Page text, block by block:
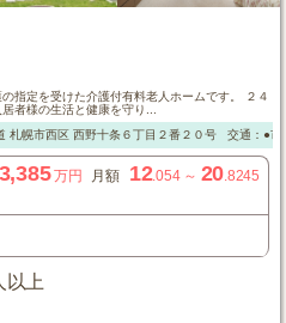
指定を受けた介護付有料老人ホームです。 ２４
者様の生活と健康を守り...
札幌市西区西野十条６丁目２番２０号 交通：●市
3,385万円 月額 12.054～ 20.8245
以上